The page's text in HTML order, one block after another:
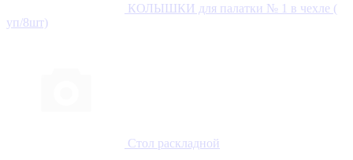
КОЛЫШКИ для палатки № 1 в чехле (
уп/8шт)
Стол раскладной